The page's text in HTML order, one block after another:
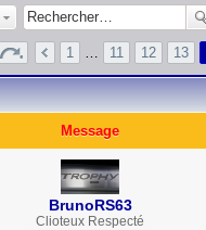
1 11 12 13
Message
BrunoRS63
Clioteux Respecté